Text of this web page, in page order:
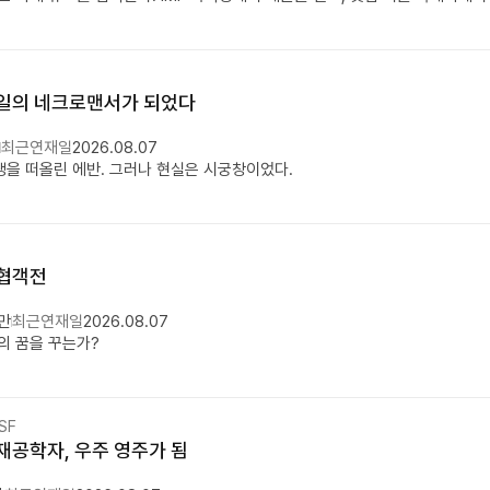
의 네크로맨서가 되었다
최근연재일2026.08.07
을 떠올린 에반. 그러나 현실은 시궁창이었다.
객전
최근연재일2026.08.07
꿈을 꾸는가?
공학자, 우주 영주가 됨